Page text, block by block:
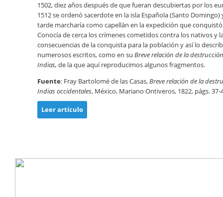
1502, diez años después de que fueran descubiertas por los
1512 se ordenó sacerdote en la isla Española (Santo Domingo)
tarde marcharía como capellán en la expedición que
Conocía de cerca los crímenes cometidos contra los nativos y
consecuencias de la conquista para la población y así lo
numerosos escritos, como en su Breve relación de la
Indias, de la que aquí reproducimos algunos fragmentos.
Fuente: Fray Bartolomé de las Casas,Breve relación de la
Indias occidentales, México, Mariano Ontiveros, 1822, págs. 37-
Leer artículo